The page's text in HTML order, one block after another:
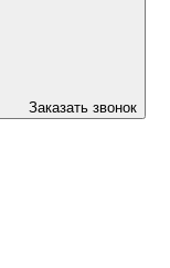
Заказать звонок